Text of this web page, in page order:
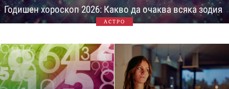
Годишен хороскоп 2026: Какво да очаква всяка зодия
АСТРО